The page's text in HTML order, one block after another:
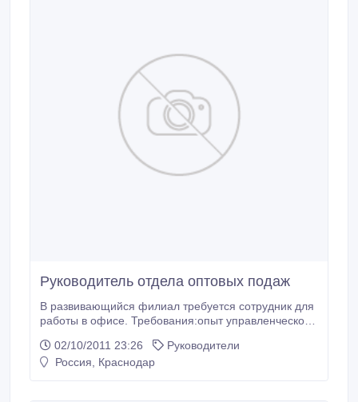
Руководитель отдела оптовых подаж
В развивающийся филиал требуется сотрудник для
работы в офисе. Требования:опыт управленческой
-коммуникабельность -грамотная речь -умение
работать на результат -знание
02/10/2011 23:26
Руководители
Россия, Краснодар